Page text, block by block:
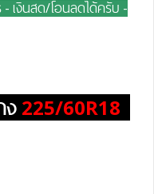
เงินสด/โอนลดได้ครับ -
ง 225/60R18